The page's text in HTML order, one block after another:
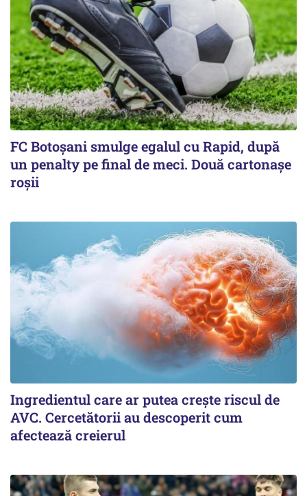
FC Botoşani smulge egalul cu Rapid, după
un penalty pe final de meci. Două cartonaşe
roşii
Ingredientul care ar putea crește riscul de
AVC. Cercetătorii au descoperit cum
afectează creierul